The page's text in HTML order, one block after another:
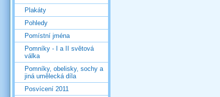
Plakáty
Pohledy
Pomístní jména
Pomníky - I a II světová
válka
Pomníky, obelisky, sochy a
jiná umělecká díla
Posvícení 2011